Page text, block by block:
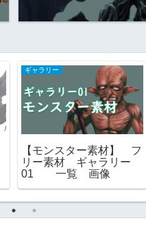
ギャラリー
【モンスター素材】 フ
リー素材 ギャラリー
01 一覧 画像